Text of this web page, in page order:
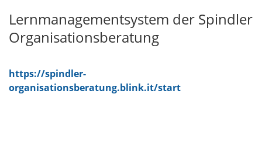
Lernmanagementsystem der Spindler
Organisationsberatung
https://spindler-
organisationsberatung.blink.it/start